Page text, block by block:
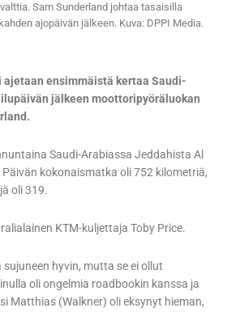
Sam Sunderland johtaa tasaisilla
ajopäivän jälkeen. Kuva: DPPI Media.
ajetaan ensimmäistä kertaa Saudi-
jälkeen moottoripyöräluokan
Saudi-Arabiassa Jeddahista Al
kokonaismatka oli 752 kilometriä,
oli 319.
KTM-kuljettaja Toby Price.
hyvin, mutta se ei ollut
oli ongelmia roadbookin kanssa ja
Matthias (Walkner) oli eksynyt hieman,